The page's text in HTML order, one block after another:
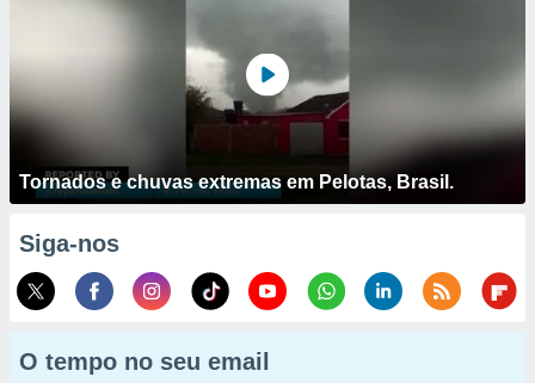
Tornados e chuvas extremas em Pelotas, Brasil.
Siga-nos
O tempo no seu email